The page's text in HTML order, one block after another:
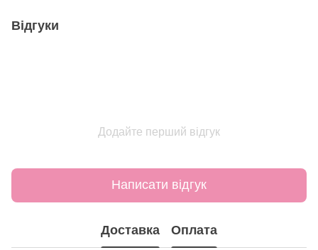
Відгуки
Додайте перший відгук
Написати відгук
Доставка Оплата